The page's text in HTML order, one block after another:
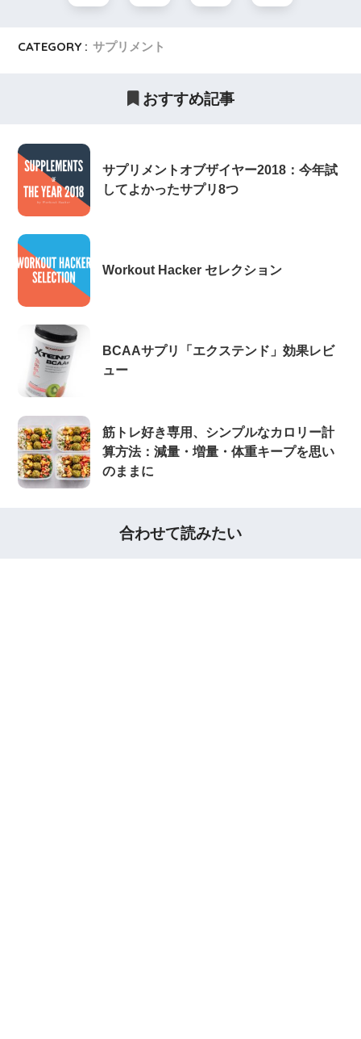
CATEGORY : サプリメント
おすすめ記事
サプリメントオブザイヤー2018：今年試
してよかったサプリ8つ
Workout Hacker セレクション
BCAAサプリ「エクステンド」効果レビ
ュー
筋トレ好き専用、シンプルなカロリー計
算方法：減量・増量・体重キープを思い
のままに
合わせて読みたい